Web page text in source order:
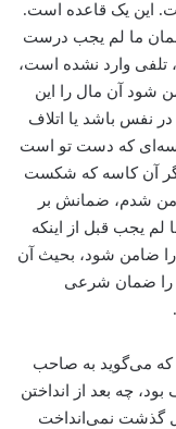
این یک قاعده است.
ما لم یجب درست
تلفی وارد نشده است،
شود آن مال را این
نفس باشد یا اتلاف
که دست تو است
اگر آن کاسه که شکست
شدم، ضمانش بر
یجب قبل از اینکه
ضامن شود، بحیث آن
را ضمان شرعی
می‌گوید به صاحب
چه بعد از انداختن
گذشت نمی‌انداخت